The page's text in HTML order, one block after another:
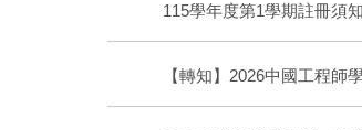
115學年度第1學期註冊須知
【轉知】2026中國工程師